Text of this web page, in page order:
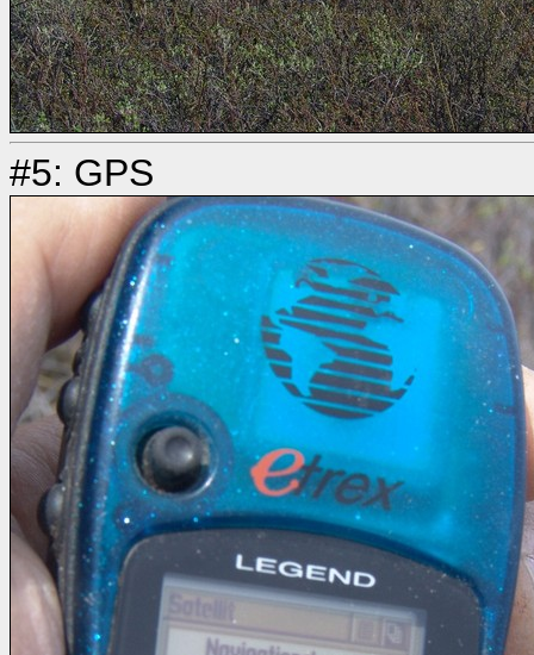
#5: GPS